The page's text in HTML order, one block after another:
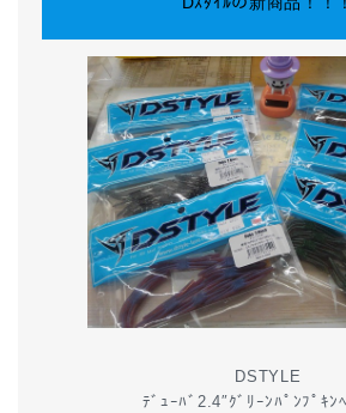
DSTYLE
ﾃﾞｭｰﾊﾞ2.4″ｸﾞﾘｰﾝﾊﾟﾝﾌﾟｷﾝ